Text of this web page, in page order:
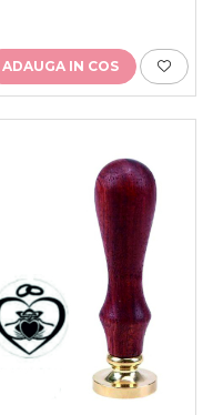
ADAUGA IN COS